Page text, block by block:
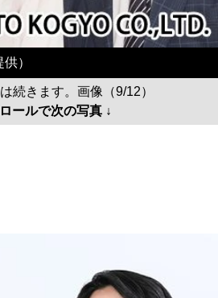
）
続きます。画像（9/12）
ールで次の写真 ↓